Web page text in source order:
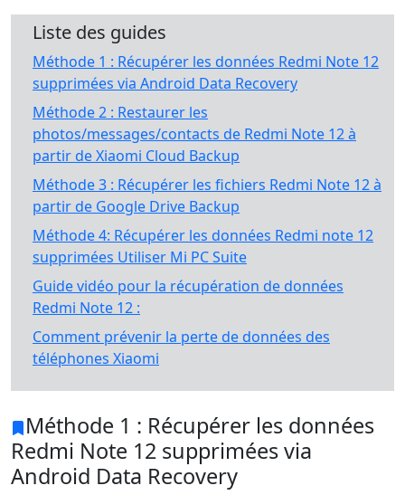
Liste des guides
Méthode 1 : Récupérer les données Redmi Note 12
supprimées via Android Data Recovery
Méthode 2 : Restaurer les
photos/messages/contacts de Redmi Note 12 à
partir de Xiaomi Cloud Backup
Méthode 3 : Récupérer les fichiers Redmi Note 12 à
partir de Google Drive Backup
Méthode 4: Récupérer les données Redmi note 12
supprimées Utiliser Mi PC Suite
Guide vidéo pour la récupération de données
Redmi Note 12 :
Comment prévenir la perte de données des
téléphones Xiaomi
Méthode 1 : Récupérer les données
Redmi Note 12 supprimées via
Android Data Recovery